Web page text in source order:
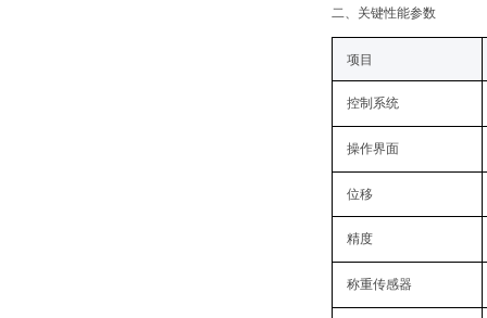
二、关键性能参数
项目
控制系统
操作界面
位移
精度
称重传感器